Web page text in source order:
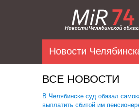
Новости
ВСЕ НОВОСТИ
В Челябинске суд обязал
выплатить сбитой им